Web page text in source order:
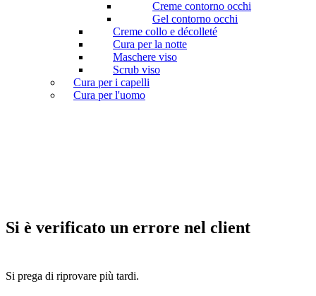
Creme contorno occhi
Gel contorno occhi
Creme collo e décolleté
Cura per la notte
Maschere viso
Scrub viso
Cura per i capelli
Cura per l'uomo
Si è verificato un errore nel client
Si prega di riprovare più tardi.